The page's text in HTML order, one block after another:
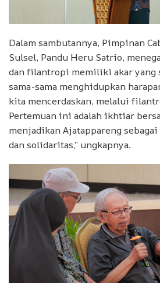
Dalam sambutannya, Pimpinan
Sulsel, Pandu Heru Satrio,
dan filantropi memiliki akar yang
sama-sama menghidupkan
kita mencerdaskan, melalui
Pertemuan ini adalah ikhtiar
menjadikan Ajatappareng
dan solidaritas,” ungkapnya.